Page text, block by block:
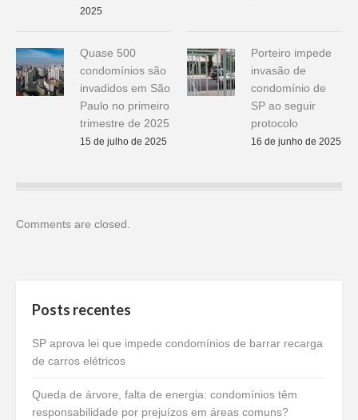
2025
Quase 500
condomínios são
invadidos em São
Paulo no primeiro
trimestre de 2025
15 de julho de 2025
Porteiro impede
invasão de
condomínio de
SP ao seguir
protocolo
16 de junho de 2025
Comments are closed.
Posts recentes
SP aprova lei que impede condomínios de barrar recarga
de carros elétricos
Queda de árvore, falta de energia: condomínios têm
responsabilidade por prejuízos em áreas comuns?